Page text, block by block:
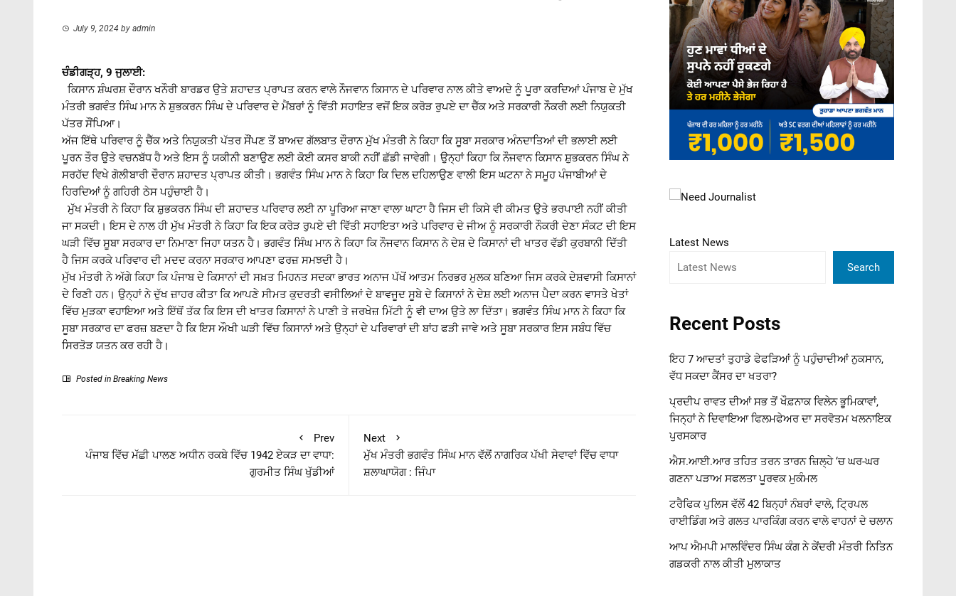
July 9, 2024 by admin
ਚੰਡੀਗੜ੍ਹ, 9 ਜੁਲਾਈ:
ਕਿਸਾਨ ਸ਼ੰਘਰਸ਼ ਦੌਰਾਨ ਖਨੌਰੀ ਬਾਰਡਰ ਉਤੇ ਸ਼ਹਾਦਤ ਪ੍ਰਾਪਤ ਕਰਨ ਵਾਲੇ ਨੌਜਵਾਨ ਕਿਸਾਨ ਦੇ ਪਰਿਵਾਰ ਨਾਲ ਕੀਤੇ ਵਾਅਦੇ ਨੂੰ ਪੂਰਾ ਕਰਦਿਆਂ ਪੰਜਾਬ ਦੇ ਮੁੱਖ
ਮੰਤਰੀ ਭਗਵੰਤ ਸਿੰਘ ਮਾਨ ਨੇ ਸ਼ੁਭਕਰਨ ਸਿੰਘ ਦੇ ਪਰਿਵਾਰ ਦੇ ਮੈਂਬਰਾਂ ਨੂੰ ਵਿੱਤੀ ਸਹਾਇਤ ਵਜੋਂ ਇਕ ਕਰੋੜ ਰੁਪਏ ਦਾ ਚੈੱਕ ਅਤੇ ਸਰਕਾਰੀ ਨੌਕਰੀ ਲਈ ਨਿਯੁਕਤੀ
ਪੱਤਰ ਸੌਂਪਿਆ।
ਅੱਜ ਇੱਥੇ ਪਰਿਵਾਰ ਨੂੰ ਚੈੱਕ ਅਤੇ ਨਿਯੁਕਤੀ ਪੱਤਰ ਸੌਂਪਣ ਤੋਂ ਬਾਅਦ ਗੱਲਬਾਤ ਦੌਰਾਨ ਮੁੱਖ ਮੰਤਰੀ ਨੇ ਕਿਹਾ ਕਿ ਸੂਬਾ ਸਰਕਾਰ ਅੰਨਦਾਤਿਆਂ ਦੀ ਭਲਾਈ ਲਈ
ਪੂਰਨ ਤੌਰ ਉਤੇ ਵਚਨਬੱਧ ਹੈ ਅਤੇ ਇਸ ਨੂੰ ਯਕੀਨੀ ਬਣਾਉਣ ਲਈ ਕੋਈ ਕਸਰ ਬਾਕੀ ਨਹੀਂ ਛੱਡੀ ਜਾਵੇਗੀ। ਉਨ੍ਹਾਂ ਕਿਹਾ ਕਿ ਨੌਜਵਾਨ ਕਿਸਾਨ ਸ਼ੁਭਕਰਨ ਸਿੰਘ ਨੇ
ਸਰਹੱਦ ਵਿਖੇ ਗੋਲੀਬਾਰੀ ਦੌਰਾਨ ਸ਼ਹਾਦਤ ਪ੍ਰਾਪਤ ਕੀਤੀ। ਭਗਵੰਤ ਸਿੰਘ ਮਾਨ ਨੇ ਕਿਹਾ ਕਿ ਦਿਲ ਦਹਿਲਾਉਣ ਵਾਲੀ ਇਸ ਘਟਨਾ ਨੇ ਸਮੂਹ ਪੰਜਾਬੀਆਂ ਦੇ
ਹਿਰਦਿਆਂ ਨੂੰ ਗਹਿਰੀ ਠੇਸ ਪਹੁੰਚਾਈ ਹੈ।
ਮੁੱਖ ਮੰਤਰੀ ਨੇ ਕਿਹਾ ਕਿ ਸ਼ੁਭਕਰਨ ਸਿੰਘ ਦੀ ਸ਼ਹਾਦਤ ਪਰਿਵਾਰ ਲਈ ਨਾ ਪੂਰਿਆ ਜਾਣਾ ਵਾਲਾ ਘਾਟਾ ਹੈ ਜਿਸ ਦੀ ਕਿਸੇ ਵੀ ਕੀਮਤ ਉਤੇ ਭਰਪਾਈ ਨਹੀਂ ਕੀਤੀ
ਜਾ ਸਕਦੀ। ਇਸ ਦੇ ਨਾਲ ਹੀ ਮੁੱਖ ਮੰਤਰੀ ਨੇ ਕਿਹਾ ਕਿ ਇਕ ਕਰੋੜ ਰੁਪਏ ਦੀ ਵਿੱਤੀ ਸਹਾਇਤਾ ਅਤੇ ਪਰਿਵਾਰ ਦੇ ਜੀਅ ਨੂੰ ਸਰਕਾਰੀ ਨੌਕਰੀ ਦੇਣਾ ਸੰਕਟ ਦੀ ਇਸ
ਘੜੀ ਵਿੱਚ ਸੂਬਾ ਸਰਕਾਰ ਦਾ ਨਿਮਾਣਾ ਜਿਹਾ ਯਤਨ ਹੈ। ਭਗਵੰਤ ਸਿੰਘ ਮਾਨ ਨੇ ਕਿਹਾ ਕਿ ਨੌਜਵਾਨ ਕਿਸਾਨ ਨੇ ਦੇਸ਼ ਦੇ ਕਿਸਾਨਾਂ ਦੀ ਖਾਤਰ ਵੱਡੀ ਕੁਰਬਾਨੀ ਦਿੱਤੀ
ਹੈ ਜਿਸ ਕਰਕੇ ਪਰਿਵਾਰ ਦੀ ਮਦਦ ਕਰਨਾ ਸਰਕਾਰ ਆਪਣਾ ਫਰਜ਼ ਸਮਝਦੀ ਹੈ।
ਮੁੱਖ ਮੰਤਰੀ ਨੇ ਅੱਗੇ ਕਿਹਾ ਕਿ ਪੰਜਾਬ ਦੇ ਕਿਸਾਨਾਂ ਦੀ ਸਖ਼ਤ ਮਿਹਨਤ ਸਦਕਾ ਭਾਰਤ ਅਨਾਜ ਪੱਖੋਂ ਆਤਮ ਨਿਰਭਰ ਮੁਲਕ ਬਣਿਆ ਜਿਸ ਕਰਕੇ ਦੇਸ਼ਵਾਸੀ ਕਿਸਾਨਾਂ
ਦੇ ਰਿਣੀ ਹਨ। ਉਨ੍ਹਾਂ ਨੇ ਦੁੱਖ ਜ਼ਾਹਰ ਕੀਤਾ ਕਿ ਆਪਣੇ ਸੀਮਤ ਕੁਦਰਤੀ ਵਸੀਲਿਆਂ ਦੇ ਬਾਵਜੂਦ ਸੂਬੇ ਦੇ ਕਿਸਾਨਾਂ ਨੇ ਦੇਸ਼ ਲਈ ਅਨਾਜ ਪੈਦਾ ਕਰਨ ਵਾਸਤੇ ਖੇਤਾਂ
ਵਿੱਚ ਮੁੜਕਾ ਵਹਾਇਆ ਅਤੇ ਇੱਥੋਂ ਤੱਕ ਕਿ ਇਸ ਦੀ ਖਾਤਰ ਕਿਸਾਨਾਂ ਨੇ ਪਾਣੀ ਤੇ ਜਰਖੇਜ਼ ਮਿੱਟੀ ਨੂੰ ਵੀ ਦਾਅ ਉਤੇ ਲਾ ਦਿੱਤਾ। ਭਗਵੰਤ ਸਿੰਘ ਮਾਨ ਨੇ ਕਿਹਾ ਕਿ
ਸੂਬਾ ਸਰਕਾਰ ਦਾ ਫਰਜ਼ ਬਣਦਾ ਹੈ ਕਿ ਇਸ ਔਖੀ ਘੜੀ ਵਿੱਚ ਕਿਸਾਨਾਂ ਅਤੇ ਉਨ੍ਹਾਂ ਦੇ ਪਰਿਵਾਰਾਂ ਦੀ ਬਾਂਹ ਫੜੀ ਜਾਵੇ ਅਤੇ ਸੂਬਾ ਸਰਕਾਰ ਇਸ ਸਬੰਧ ਵਿੱਚ
ਸਿਰਤੋੜ ਯਤਨ ਕਰ ਰਹੀ ਹੈ।
Posted in Breaking News
Prev
ਪੰਜਾਬ ਵਿੱਚ ਮੱਛੀ ਪਾਲਣ ਅਧੀਨ ਰਕਬੇ ਵਿੱਚ 1942 ਏਕੜ ਦਾ ਵਾਧਾ:
ਗੁਰਮੀਤ ਸਿੰਘ ਖੁੱਡੀਆਂ
Next
ਮੁੱਖ ਮੰਤਰੀ ਭਗਵੰਤ ਸਿੰਘ ਮਾਨ ਵੱਲੋਂ ਨਾਗਰਿਕ ਪੱਖੀ ਸੇਵਾਵਾਂ ਵਿੱਚ ਵਾਧਾ
ਸ਼ਲਾਘਾਯੋਗ : ਜਿੰਪਾ
Latest News
Search
Recent Posts
ਇਹ 7 ਆਦਤਾਂ ਤੁਹਾਡੇ ਫੇਫੜਿਆਂ ਨੂੰ ਪਹੁੰਚਾਦੀਆਂ ਨੁਕਸਾਨ,
ਵੱਧ ਸਕਦਾ ਕੈਂਸਰ ਦਾ ਖਤਰਾ?
ਪ੍ਰਦੀਪ ਰਾਵਤ ਦੀਆਂ ਸਭ ਤੋਂ ਖੌਫ਼ਨਾਕ ਵਿਲੇਨ ਭੂਮਿਕਾਵਾਂ,
ਜਿਨ੍ਹਾਂ ਨੇ ਦਿਵਾਇਆ ਫਿਲਮਫੇਅਰ ਦਾ ਸਰਵੋਤਮ ਖਲਨਾਇਕ
ਪੁਰਸਕਾਰ
ਐਸ.ਆਈ.ਆਰ ਤਹਿਤ ਤਰਨ ਤਾਰਨ ਜ਼ਿਲ੍ਹੇ ‘ਚ ਘਰ-ਘਰ
ਗਣਨਾ ਪੜਾਅ ਸਫਲਤਾ ਪੂਰਵਕ ਮੁਕੰਮਲ
ਟਰੈਫਿਕ ਪੁਲਿਸ ਵੱਲੋਂ 42 ਬਿਨ੍ਹਾਂ ਨੰਬਰਾਂ ਵਾਲੇ, ਟ੍ਰਿਪਲ
ਰਾਈਡਿੰਗ ਅਤੇ ਗਲਤ ਪਾਰਕਿੰਗ ਕਰਨ ਵਾਲੇ ਵਾਹਨਾਂ ਦੇ ਚਲਾਨ
ਆਪ ਐਮਪੀ ਮਾਲਵਿੰਦਰ ਸਿੰਘ ਕੰਗ ਨੇ ਕੇਂਦਰੀ ਮੰਤਰੀ ਨਿਤਿਨ
ਗਡਕਰੀ ਨਾਲ ਕੀਤੀ ਮੁਲਾਕਾਤ